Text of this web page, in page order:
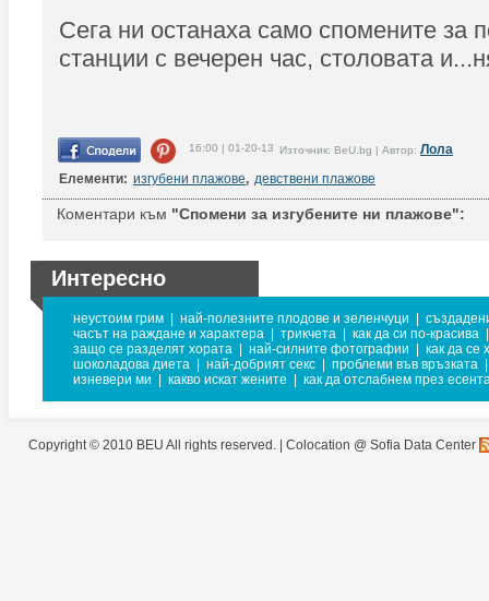
Сега ни останаха само спомените за
станции с вечерен час, столовата
16:00 | 01-20-13 Източник: BeU.bg | Автор: Лола
Елементи: изгубени плажове, девствени плажове
Коментари към "Спомени за изгубените ни плажове":
Интересно
неустоим грим най-полезните плодове и зеленчуци
часът на раждане и характера
трикчета как да си по-красива
защо се разделят хората
най-силните фотографии
как да се
шоколадова диета
най-добрият секс проблеми във връзката
изневери ми
какво искат жените как да отслабнем през
Copyright © 2010 BEU All rights reserved. | Colocation @ Sofia Data Center